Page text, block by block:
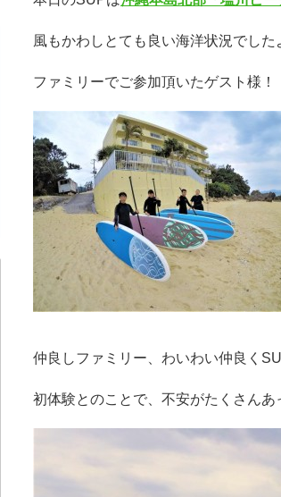
風もかわしとても良い海洋状況でした
ファミリーでご参加頂いたゲスト様！
仲良しファミリー、わいわい仲良く
初体験とのことで、不安がたくさん